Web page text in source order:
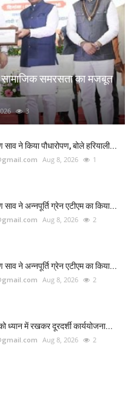
समरसता का मजबूत
3
ने किया पौधारोपण, बोले हरियाली...
Aug 8, 2026 1
ने अन्नपूर्ति ग्रेन एटीएम का किया...
Aug 8, 2026 2
ने अन्नपूर्ति ग्रेन एटीएम का किया...
Aug 8, 2026 2
ध्यान में रखकर दूरदर्शी कार्ययोजना...
Aug 8, 2026 2